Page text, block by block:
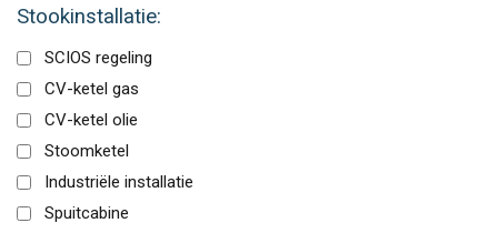
Stookinstallatie:
SCIOS regeling
CV-ketel gas
CV-ketel olie
Stoomketel
Industriële installatie
Spuitcabine